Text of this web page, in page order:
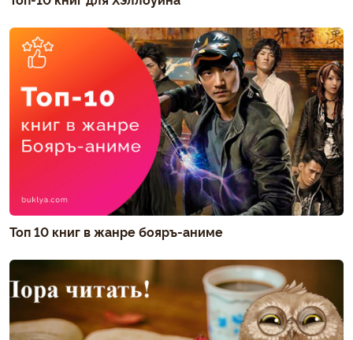
Топ 10 книг в жанре бояръ-аниме